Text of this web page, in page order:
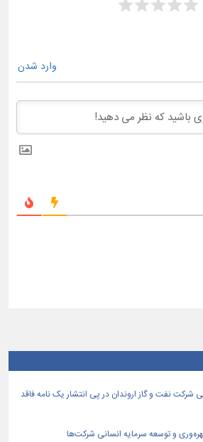
وارد شدن
شركت نفت و گاز اروندان در پی انتشار یک نامه فاقد
و توسعه سرمایه انسانی شرکت‌ها